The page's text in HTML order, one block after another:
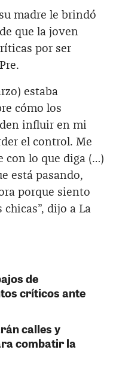
madre le brindó
que la joven
por ser
estaba
cómo los
influir en mi
el control. Me
con lo que diga (…)
está pasando,
porque siento
chicas”, dijo a La
de
críticos ante
calles y
combatir la